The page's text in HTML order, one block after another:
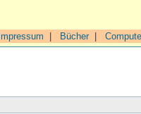
Impressum Bücher|